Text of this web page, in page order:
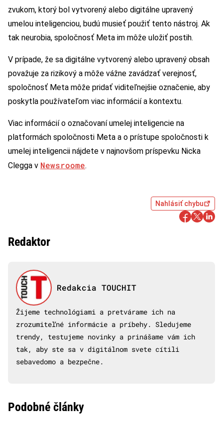
zvukom, ktorý bol vytvorený alebo digitálne upravený
umelou inteligenciou, budú musieť použiť tento nástroj. Ak
tak neurobia, spoločnosť Meta im môže uložiť postih.
V prípade, že sa digitálne vytvorený alebo upravený obsah
považuje za rizikový a môže vážne zavádzať verejnosť,
spoločnosť Meta môže pridať viditeľnejšie označenie, aby
poskytla používateľom viac informácií a kontextu.
Viac informácií o označovaní umelej inteligencie na
platformách spoločnosti Meta a o prístupe spoločnosti k
umelej inteligencii nájdete v najnovšom príspevku Nicka
Clegga v Newsroome.
Nahlásiť chybu
Redaktor
Redakcia TOUCHIT
Žijeme technológiami a pretvárame ich na
zrozumiteľné informácie a príbehy. Sledujeme
trendy, testujeme novinky a prinášame vám ich
tak, aby ste sa v digitálnom svete cítili
sebavedomo a bezpečne.
Podobné články